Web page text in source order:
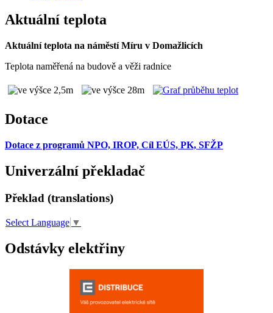
Aktuální teplota
Aktuální teplota na náměstí Míru v Domažlicích
Teplota naměřená na budově a věži radnice
Dotace
Dotace z programů NPO, IROP, Cíl EÚS, PK, SFŽP
Univerzální překladač
Překlad (translations)
Select Language ▼
Odstávky elektřiny